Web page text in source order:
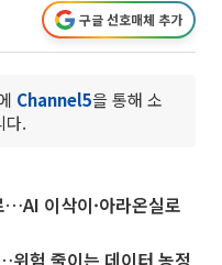
구글 선호매체 추가
Channel5을 통해 소
다.
…AI 이삭이·아라온실로
위험 줄이는 데이터 농정